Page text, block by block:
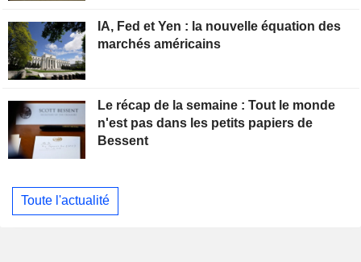
IA, Fed et Yen : la nouvelle équation des
marchés américains
Le récap de la semaine : Tout le monde
n'est pas dans les petits papiers de
Bessent
Toute l'actualité